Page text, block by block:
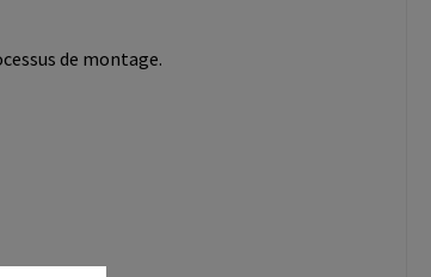
de montage.